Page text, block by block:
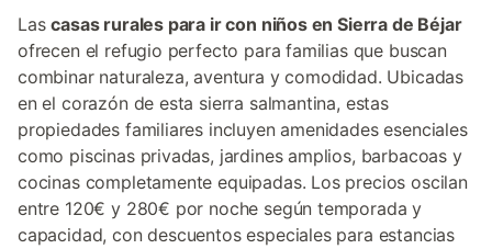
Lascasas rurales para ir con niños en Sierra de Béjar
ofrecen el refugio perfecto para familias que buscan
combinar naturaleza, aventura y comodidad. Ubicadas
en el corazón de esta sierra salmantina, estas
propiedades familiares incluyen amenidades esenciales
como piscinas privadas, jardines amplios, barbacoas y
cocinas completamente equipadas. Los precios oscilan
entre 120€ y 280€ por noche según temporada y
capacidad, con descuentos especiales para estancias